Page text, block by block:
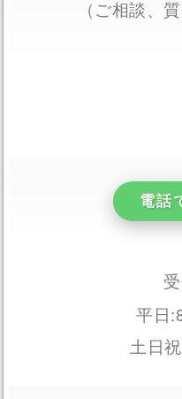
（ご相談、
電話
平日
土日祝